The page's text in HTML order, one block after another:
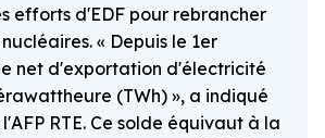
efforts d'EDF pour rebrancher
« Depuis le 1er
net d'exportation d'électricité
(TWh) », a indiqué
RTE. Ce solde équivaut à la